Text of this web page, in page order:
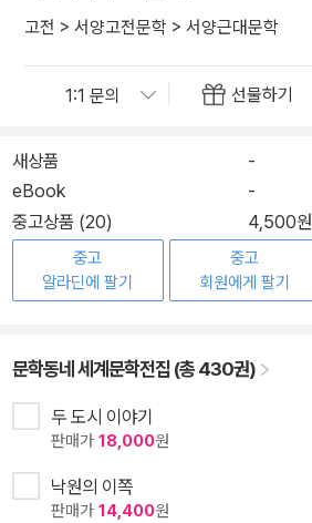
고전 > 서양고전문학 > 서양근대문학
선물하기
새상품
-
eBook
-
중고상품 (20) 4,500원
중고
알라딘에 팔기
중고
회원에게 팔기
문학동네 세계문학전집 (총 430권)
두 도시 이야기
판매가 18,000원
낙원의 이쪽
판매가 14,400원